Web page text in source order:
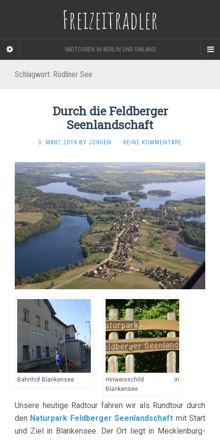
Freizeitradler
RADTOUREN IN BERLIN UND UMLAND
Schlagwort: Rödliner See
Durch die Feldberger
Seenlandschaft
3. MÄRZ 2019 BY JÜRGEN · KEINE KOMMENTARE
Bahnhof Blankensee
Hinweisschild in
Blankensee
Unsere heutige Radtour fahren wir als Rundtour durch
den Naturpark Feldberger Seenlandschaft mit Start
und Ziel in Blankensee. Der Ort liegt in Mecklenburg-